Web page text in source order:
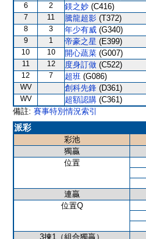
6 2 鎂之妙 (C416)
7 11 騰龍超影 (T372)
8 3 年少有威 (G340)
9 1 帝豪之星 (E399)
10 10 開心蔬菜 (G007)
11 12 度身訂做 (C522)
12 7 超班 (G086)
WV 創科先鋒 (D361)
WV 超額認購 (C361)
備註: 賽事特別情況索引
派彩
彩池
獨贏
位置
連贏
位置Q
3揀1（組合獨贏）